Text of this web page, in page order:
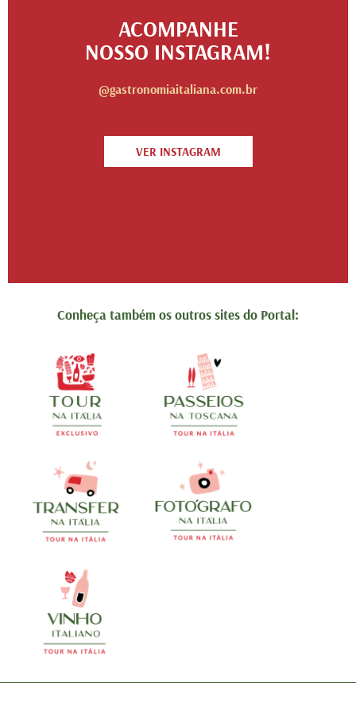
ACOMPANHE
NOSSO INSTAGRAM!
@gastronomiaitaliana.com.br
VER INSTAGRAM
Conheça também os outros sites do Portal: